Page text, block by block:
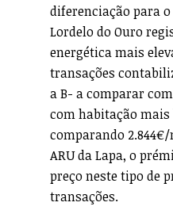
diferenciação para
Lordelo do Ouro
energética mais
transações
a B- a comparar
com habitação mais
comparando
ARU da Lapa, o
preço neste tipo de
transações.